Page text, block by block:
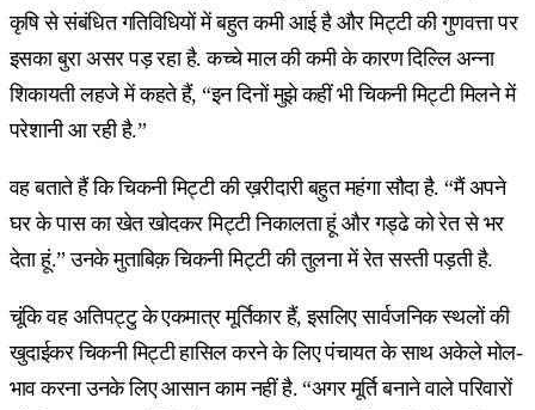
कृषि से संबंधित गतिविधियों में बहुत कमी आई है और मिट्टी की गुणवत्ता पर
इसका बुरा असर पड़ रहा है. कच्चे माल की कमी के कारण दिल्लि अन्ना
शिकायती लहजे में कहते हैं, “इन दिनों मुझे कहीं भी चिकनी मिट्टी मिलने में
परेशानी आ रही है.”
वह बताते हैं कि चिकनी मिट्टी की ख़रीदारी बहुत महंगा सौदा है. “मैं अपने
घर के पास का खेत खोदकर मिट्टी निकालता हूं और गड्ढे को रेत से भर
देता हूं.” उनके मुताबिक़ चिकनी मिट्टी की तुलना में रेत सस्ती पड़ती है.
चूंकि वह अतिपट्टु के एकमात्र मूर्तिकार हैं, इसलिए सार्वजनिक स्थलों की
खुदाईकर चिकनी मिट्टी हासिल करने के लिए पंचायत के साथ अकेले मोल-
भाव करना उनके लिए आसान काम नहीं है. “अगर मूर्ति बनाने वाले परिवारों